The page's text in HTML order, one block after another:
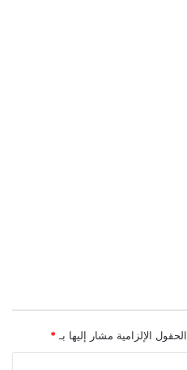
الحقول الإلزامية مشار إليها بـ *